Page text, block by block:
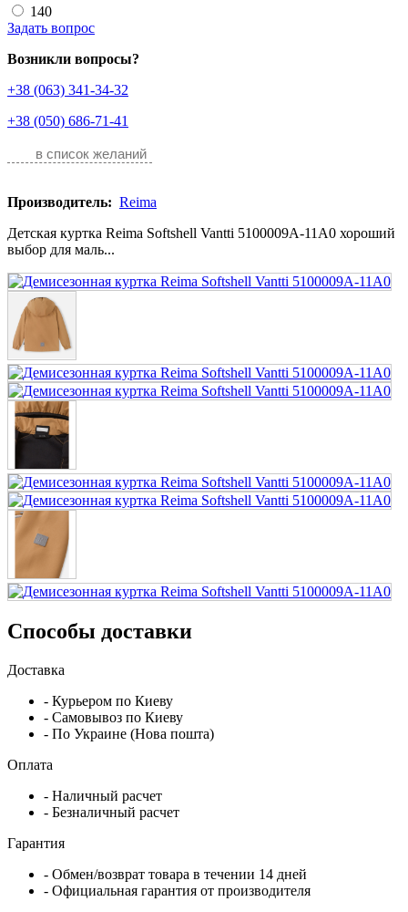
140
Задать вопрос
Возникли вопросы?
+38 (063) 341-34-32
+38 (050) 686-71-41
в список желаний
Производитель: Reima
Детская куртка Reima Softshell Vantti 5100009A-11A0 хороший
выбор для маль...
Способы доставки
Доставка
- Курьером по Киеву
- Самовывоз по Киеву
- По Украине (Нова пошта)
Оплата
- Наличный расчет
- Безналичный расчет
Гарантия
- Обмен/возврат товара в течении 14 дней
- Официальная гарантия от производителя